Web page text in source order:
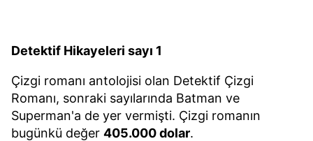
Detektif Hikayeleri sayı 1
Çizgi romanı antolojisi olan Detektif Çizgi
Romanı, sonraki sayılarında Batman ve
Superman'a de yer vermişti. Çizgi romanın
bugünkü değer 405.000 dolar.